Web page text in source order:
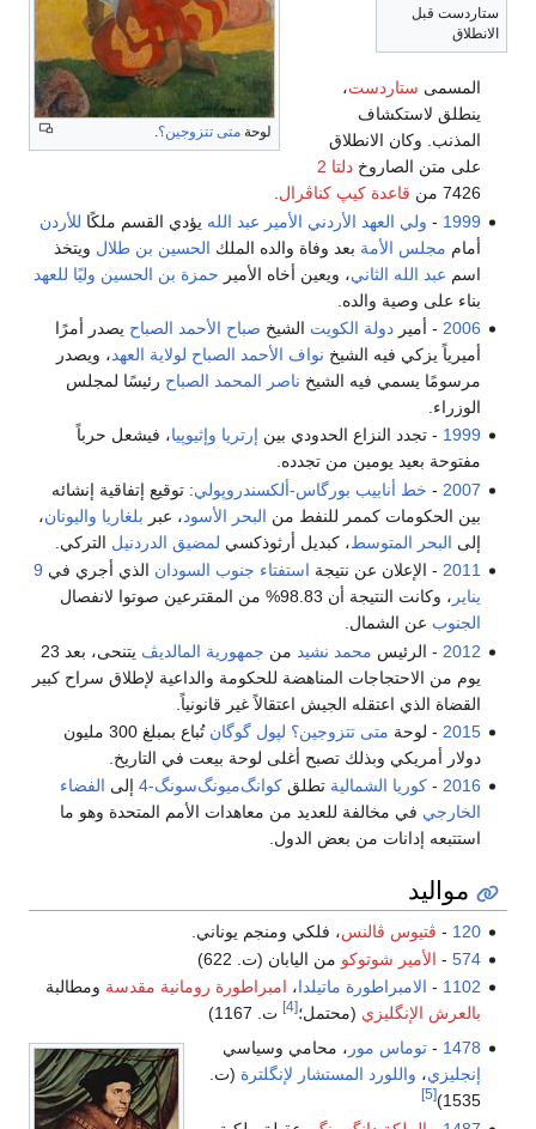
ستاردست قبل
الانطلاق
لوحة متى تتزوجين؟.
المسمى ستاردست،
ينطلق لاستكشاف
المذنب. وكان الانطلاق
على متن الصاروخدلتا 2
7426 من
قاعدة كيپ كناڤرال.
1999
- ولي العهد الأردني الأمير عبد الله يؤدي القسم ملكًا للأردن
أمام مجلس الأمة بعد وفاة والده الملك الحسين بن طلال ويتخذ
اسم عبد الله الثاني، ويعين أخاه الأمير حمزة بن الحسين وليًا للعهد
بناء على وصية والده.
2006 - أميردولة الكويت الشيخ صباح الأحمد الصباح يصدر أمرًا
أميرياً يزكي فيه الشيخ نواف الأحمد الصباح لولاية العهد، ويصدر
مرسومًا يسمي فيه الشيخ ناصر المحمد الصباح رئيسًا لمجلس
الوزراء.
1999 - تجدد النزاع الحدودي بين إرتريا وإثيوپيا، فيشعل حرباً
مفتوحة بعيد يومين من تجدده.
2007
- خط أنابيب بورگاس-ألكسندروپولي: توقيع إتفاقية إنشائه
بين الحكومات كممر للنفط من البحر الأسود، عبر بلغاريا واليونان،
إلى البحر المتوسط، كبديل أرثوذكسي لمضيق الدردنيل التركي.
2011 - الإعلان عن نتيجة استفتاء جنوب السودان الذي أجري في 9
يناير ، وكانت النتيجة أن 98.83% من المقترعين صوتوا لانفصال
الجنوب عن الشمال.
2012 - الرئيس محمد نشيد من جمهورية المالديڤ
يتنحى، بعد 23
يوم من الاحتجاجات المناهضة للحكومة والداعية لإطلاق سراح كبير
القضاة الذي اعتقله الجيش اعتقالاً غير قانونياً.
2015 - لوحة متى تتزوجين؟ لپول گوگان
تُباع بمبلغ 300 مليون
دولار أمريكي وبذلك تصبح أغلى لوحة بيعت في التاريخ.
2016
-كوريا الشمالية تطلقكوانگ‌ميونگ‌سونگ-4 إلى الفضاء
الخارجي في مخالفة للعديد من معاهدات الأمم المتحدة وهو ما
استتبعه إدانات من بعض الدول.
مواليد
120
- ڤتيوس ڤالنس، فلكي ومنجم يوناني.
574
- الأمير شوتوكو من اليابان (ت. 622)
1102
- الامبراطورة ماتيلدا، امبراطورة رومانية مقدسة ومطالبة
بالعرش الإنگليزي (محتمل؛[4]
ت. 1167)
1478
-توماس مور ، محامي وسياسي
إنجليزي، واللورد المستشار لإنگلترة (ت.
1535)
[5]